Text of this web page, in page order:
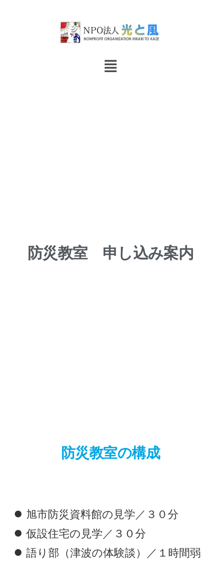
防災教室 申し込み案内
防災教室の構成
旭市防災資料館の見学／３０分
仮設住宅の見学／３０分
語り部（津波の体験談）／１時間弱